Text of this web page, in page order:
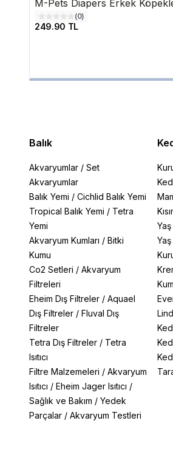
M-Pets Diapers Erkek
(0)
249.90 TL
Balık
Akvaryumlar / Set
Akvaryumlar
Balık Yemi / Cichlid Balık Yemi
Tropical Balık Yemi / Tetra
Yemi
Akvaryum Kumları / Bitki
Kumu
Co2 Setleri / Akvaryum
Filtreleri
Eheim Dış Filtreler / Aquael
Dış Filtreler / Fluval Dış
Filtreler
Tetra Dış Filtreler / Tetra
Isıtıcı
Filtre Malzemeleri / Akvaryum
Isıtıcı / Eheim Jager Isıtıcı /
Sağlık ve Bakım / Yedek
Parçalar / Akvaryum Testleri
Yaş
Yaş